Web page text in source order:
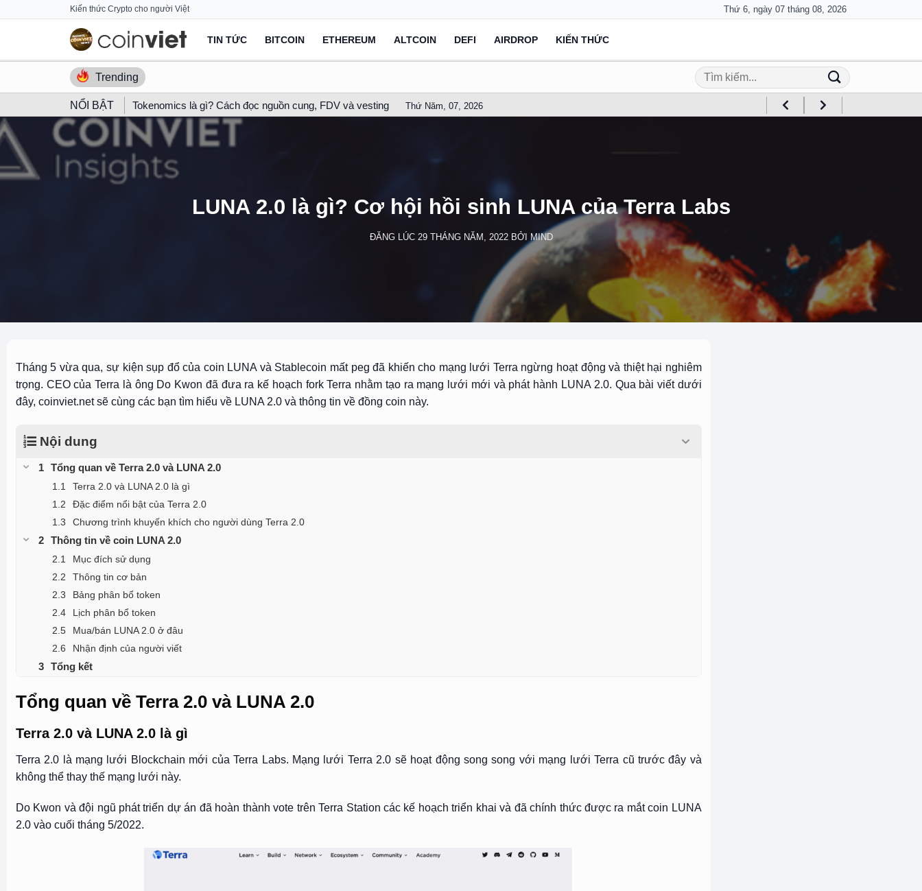
Kiến thức Crypto cho người Việt Thứ 6, ngày 07 tháng 08, 2026
TIN TỨC BITCOIN ETHEREUM ALTCOIN DEFI AIRDROP KIẾN THỨC
Trending
NỔI BẬT Tokenomics là gì? Cách đọc nguồn cung, FDV và vesting Thứ Năm, 07, 2026
LUNA 2.0 là gì? Cơ hội hồi sinh LUNA của Terra Labs
ĐĂNG LÚC 29 THÁNG NĂM, 2022BỞI MIND
Tháng 5 vừa qua, sự kiện sụp đổ của coin LUNA và Stablecoin mất peg đã khiến cho mạng lưới Terra ngừng hoạt động và thiệt hại nghiêm
trọng. CEO của Terra là ông Do Kwon đã đưa ra kế hoạch fork Terra nhằm tạo ra mạng lưới mới và phát hành LUNA 2.0. Qua bài viết dưới
đây, coinviet.net sẽ cùng các bạn tìm hiểu về LUNA 2.0 và thông tin về đồng coin này.
Nội dung
Tổng quan về Terra 2.0 và LUNA 2.0
Terra 2.0 và LUNA 2.0 là gì
Đặc điểm nổi bật của Terra 2.0
Chương trình khuyến khích cho người dùng Terra 2.0
Thông tin về coin LUNA 2.0
Mục đích sử dụng
Thông tin cơ bản
Bảng phân bổ token
Lịch phân bổ token
Mua/bán LUNA 2.0 ở đâu
Nhận định của người viết
Tổng kết
Tổng quan về Terra 2.0 và LUNA 2.0
Terra 2.0 và LUNA 2.0 là gì
Terra 2.0 là mạng lưới Blockchain mới của Terra Labs. Mạng lưới Terra 2.0 sẽ hoạt động song song với mạng lưới Terra cũ trước đây và
không thể thay thế mạng lưới này.
Do Kwon và đội ngũ phát triển dự án đã hoàn thành vote trên Terra Station các kế hoạch triển khai và đã chính thức được ra mắt coin LUNA
2.0 vào cuối tháng 5/2022.